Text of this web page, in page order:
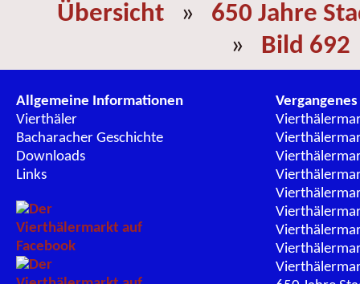
Übersicht » 650 Jahre
» Bild 692
Allgemeine Informationen
Vierthäler
Bacharacher Geschichte
Downloads
Links
Vergangenes